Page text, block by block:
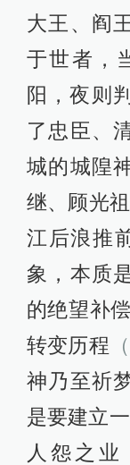
大王、阎
于世者，
阳，夜则
了忠臣、
城的城隍
继、顾光
江后浪推
象，本质
的绝望补
转变历程
神乃至祈
是要建立
人怨之